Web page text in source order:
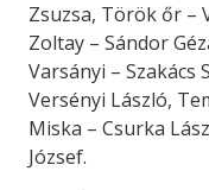
Zsuzsa, Török őr –
Zoltay – Sándor
Varsányi – Szakács
Versényi László,
Miska – Csurka
József.